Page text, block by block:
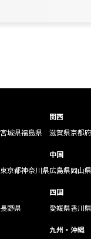
宮城県福島県
東京都神奈川県
長野県
関西
滋賀県京都府
中国
広島県岡山県
四国
愛媛県香川県
九州・沖縄